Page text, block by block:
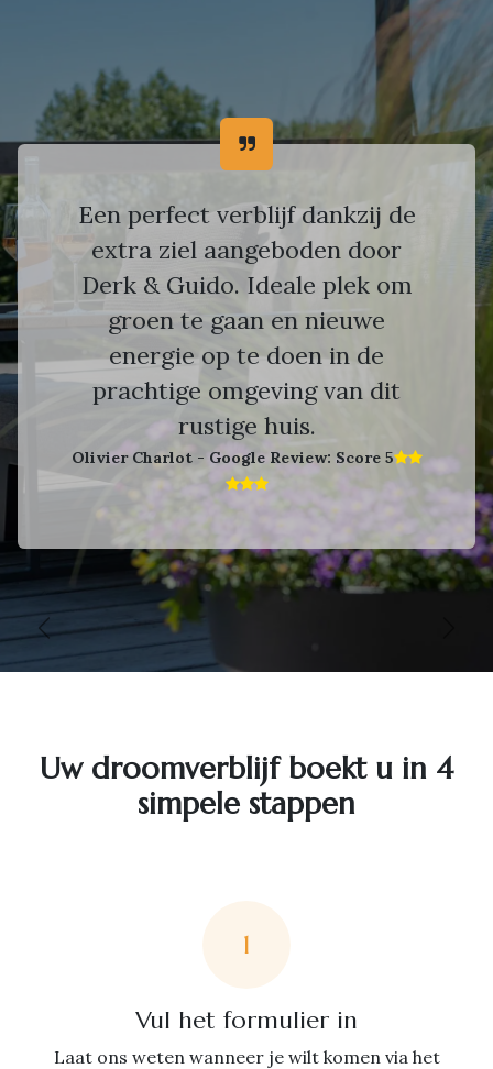
Een perfect verblijf dankzij de
extra ziel aangeboden door
Derk & Guido. Ideale plek om
groen te gaan en nieuwe
energie op te doen in de
prachtige omgeving van dit
rustige huis.
Olivier Charlot - Google Review: Score 5​
Vorige
Uw droomverblijf boekt u in 4
simpele stappen
1
Vul het formulier in
Laat ons weten wanneer je wilt komen via het